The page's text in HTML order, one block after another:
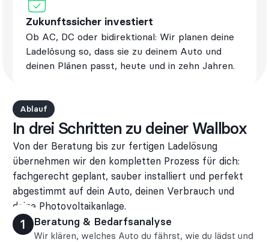
Zukunftssicher investiert
Ob AC, DC oder bidirektional: Wir planen deine
Ladelösung so, dass sie zu deinem Auto und
deinen Plänen passt, heute und in zehn Jahren.
Ablauf
In drei Schritten zu deiner Wallbox
Von der Beratung bis zur fertigen Ladelösung
übernehmen wir den kompletten Prozess für dich:
fachgerecht geplant, sauber installiert und perfekt
abgestimmt auf dein Auto, deinen Verbrauch und
deine Photovoltaikanlage.
1 Beratung & Bedarfsanalyse
Wir klären, welches Auto du fährst, wie du lädst und